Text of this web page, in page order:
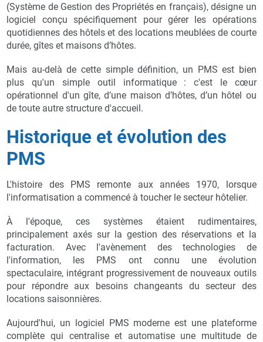
(Système de Gestion des Propriétés en français), désigne un
logiciel conçu spécifiquement pour gérer les opérations
quotidiennes des hôtels et des locations meublées de courte
durée, gîtes et maisons d’hôtes.
Mais au-delà de cette simple définition, un PMS est bien
plus qu'un simple outil informatique : c'est le cœur
opérationnel d'un gîte, d’une maison d’hôtes, d’un hôtel ou
de toute autre structure d'accueil.
Historique et évolution des
PMS
L'histoire des PMS remonte aux années 1970, lorsque
l'informatisation a commencé à toucher le secteur hôtelier.
À l'époque, ces systèmes étaient rudimentaires,
principalement axés sur la gestion des réservations et la
facturation. Avec l'avènement des technologies de
l'information, les PMS ont connu une évolution
spectaculaire, intégrant progressivement de nouveaux outils
pour répondre aux besoins changeants du secteur des
locations saisonnières.
Aujourd'hui, un logiciel PMS moderne est une plateforme
complète qui centralise et automatise une multitude de